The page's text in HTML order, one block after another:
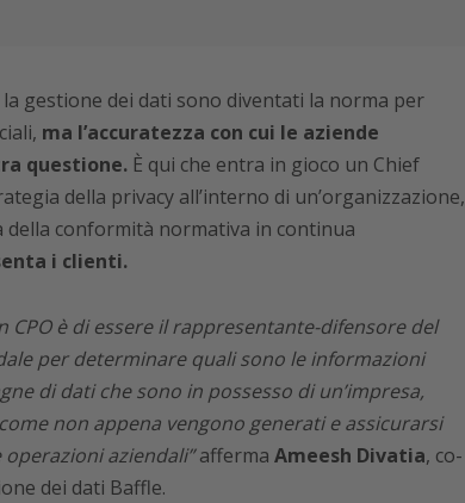
gestione dei dati sono diventati la norma per
ma l’accuratezza con cui le aziende
questione.È qui che entra in gioco un Chief
della privacy all’interno di un’organizzazione,
della conformità normativa in continua
i clienti.
è di essere il rappresentante-difensore del
per determinare quali sono le informazioni
di dati che sono in possesso di un’impresa,
non appena vengono generati e assicurarsi
aziendali”afferma Ameesh Divatia, co-
dei dati Baffle.